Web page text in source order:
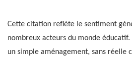
Cette citation reflète le sentiment
nombreux acteurs du monde
un simple aménagement, sans réelle